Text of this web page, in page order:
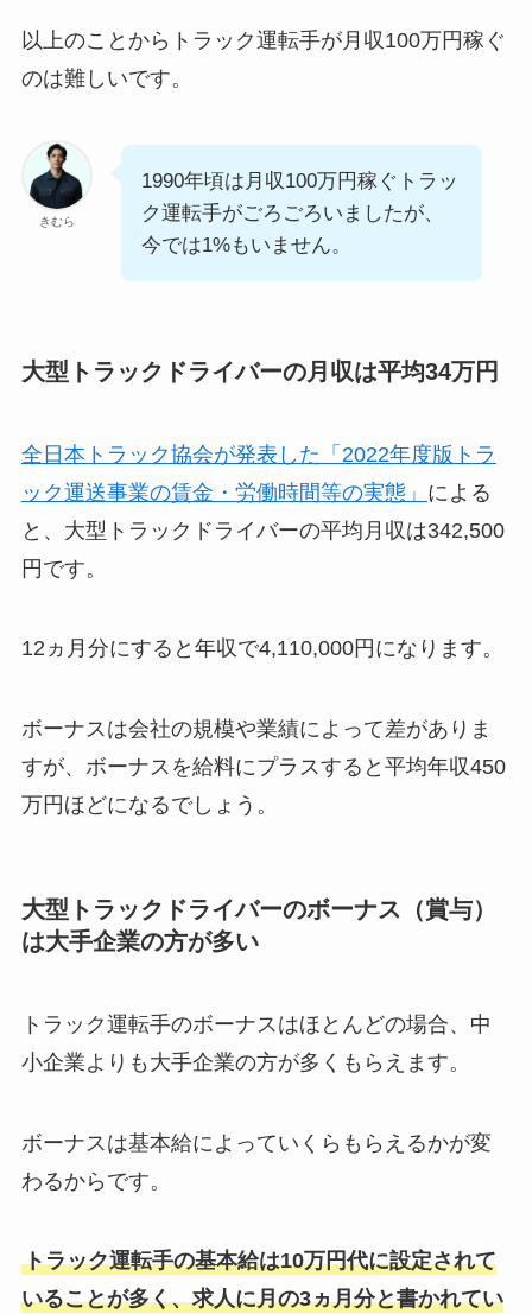
以上のことからトラック運転手が月収100万円稼ぐ
のは難しいです。
きむら
1990年頃は月収100万円稼ぐトラッ
ク運転手がごろごろいましたが、
今では1%もいません。
大型トラックドライバーの月収は平均34万円
全日本トラック協会が発表した「2022年度版トラ
ック運送事業の賃金・労働時間等の実態」 による
と、大型トラックドライバーの平均月収は342,500
円です。
12ヵ月分にすると年収で4,110,000円になります。
ボーナスは会社の規模や業績によって差がありま
すが、ボーナスを給料にプラスすると平均年収450
万円ほどになるでしょう。
大型トラックドライバーのボーナス（賞与）
は大手企業の方が多い
トラック運転手のボーナスはほとんどの場合、中
小企業よりも大手企業の方が多くもらえます。
ボーナスは基本給によっていくらもらえるかが変
わるからです。
トラック運転手の基本給は10万円代に設定されて
いることが多く、求人に月の3ヵ月分と書かれてい